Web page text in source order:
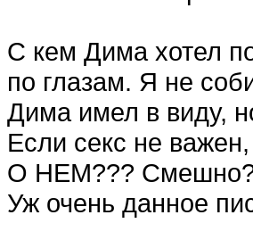
С кем Дима хотел
по глазам. Я не
Дима имел в виду,
Если секс не
О НЕМ???
Уж очень данное